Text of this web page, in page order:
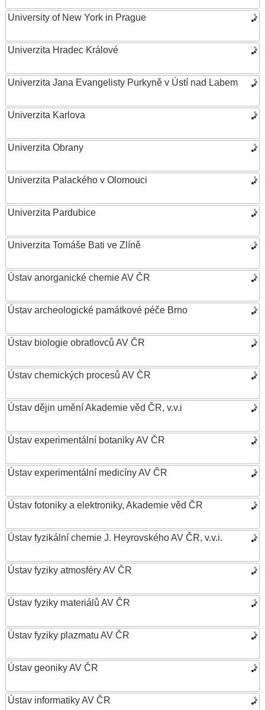
University of New York in Prague
Univerzita Hradec Králové
Univerzita Jana Evangelisty Purkyně v Ústí nad Labem
Univerzita Karlova
Univerzita Obrany
Univerzita Palackého v Olomouci
Univerzita Pardubice
Univerzita Tomáše Bati ve Zlíně
Ústav anorganické chemie AV ČR
Ústav archeologické památkové péče Brno
Ústav biologie obratlovců AV ČR
Ústav chemických procesů AV ČR
Ústav dějin umění Akademie věd ČR, v.v.i
Ústav experimentální botaniky AV ČR
Ústav experimentální medicíny AV ČR
Ústav fotoniky a elektroniky, Akademie věd ČR
Ústav fyzikální chemie J. Heyrovského AV ČR, v.v.i.
Ústav fyziky atmosféry AV ČR
Ústav fyziky materiálů AV ČR
Ústav fyziky plazmatu AV ČR
Ústav geoniky AV ČR
Ústav informatiky AV ČR